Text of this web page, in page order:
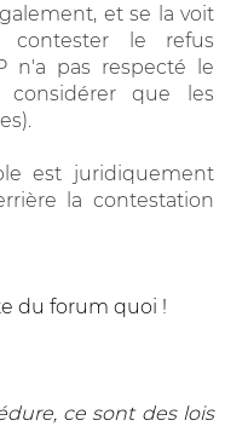
et se la voit
contester le refus
n'a pas respecté le
que les
est juridiquement
la contestation
du forum quoi !
ce sont des lois